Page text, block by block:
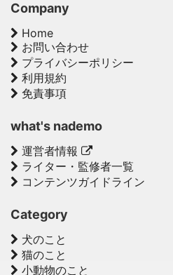
Company
Home
お問い合わせ
プライバシーポリシー
利用規約
免責事項
what's nademo
運営者情報
ライター・監修者一覧
コンテンツガイドライン
Category
犬のこと
猫のこと
小動物のこと